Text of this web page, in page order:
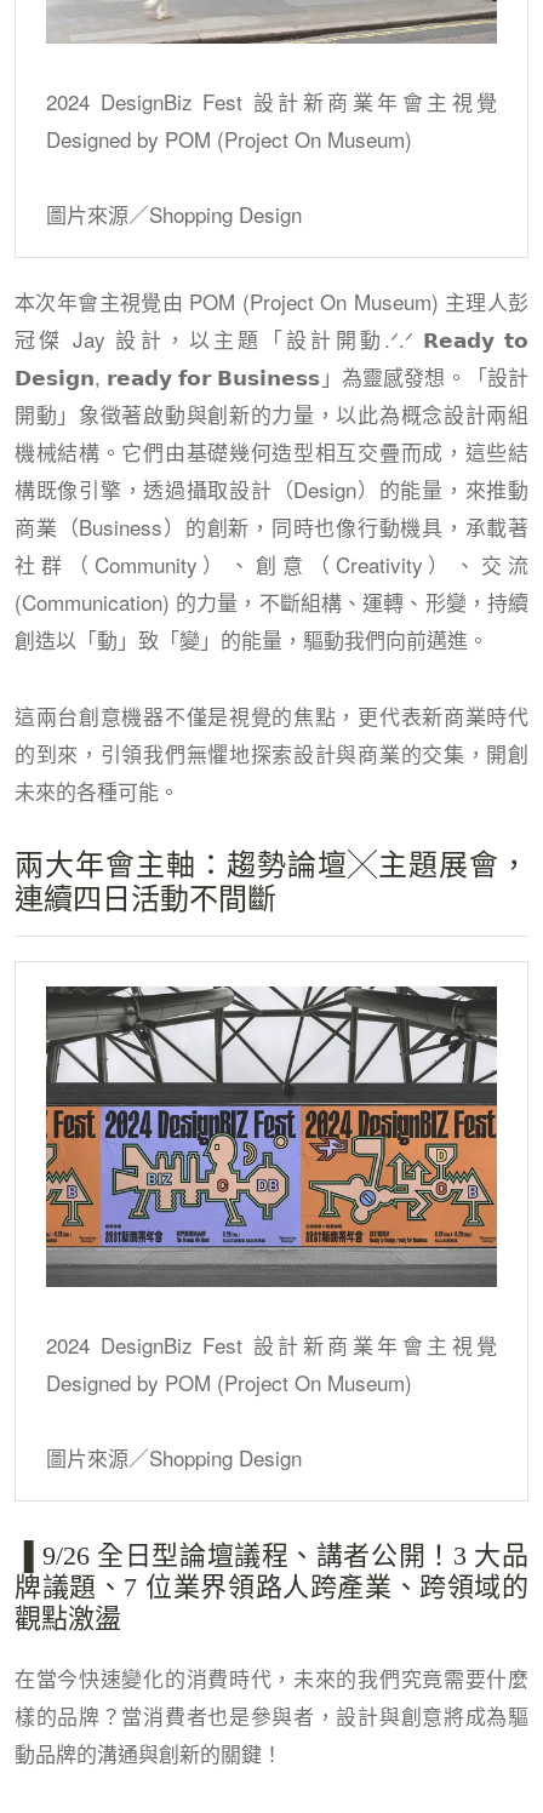
2024 DesignBiz Fest 設計新商業年會主視覺
Designed by POM (Project On Museum)
圖片來源／Shopping Design
本次年會主視覺由 POM (Project On Museum) 主理人彭
冠傑 Jay 設計，以主題「設計開動.ᐟ.ᐟ 𝗥𝗲𝗮𝗱𝘆 𝘁𝗼
𝗗𝗲𝘀𝗶𝗴𝗻, 𝗿𝗲𝗮𝗱𝘆 𝗳𝗼𝗿 𝗕𝘂𝘀𝗶𝗻𝗲𝘀𝘀」為靈感發想。「設計
開動」象徵著啟動與創新的力量，以此為概念設計兩組
機械結構。它們由基礎幾何造型相互交疊而成，這些結
構既像引擎，透過攝取設計（Design）的能量，來推動
商業（Business）的創新，同時也像行動機具，承載著
社群（Community）、創意（Creativity）、交流
(Communication) 的力量，不斷組構、運轉、形變，持續
創造以「動」致「變」的能量，驅動我們向前邁進。
這兩台創意機器不僅是視覺的焦點，更代表新商業時代
的到來，引領我們無懼地探索設計與商業的交集，開創
未來的各種可能。
兩大年會主軸：趨勢論壇╳主題展會，
連續四日活動不間斷
2024 DesignBiz Fest 設計新商業年會主視覺
Designed by POM (Project On Museum)
圖片來源／Shopping Design
▐ 9/26 全日型論壇議程、講者公開！3 大品
牌議題、7 位業界領路人跨產業、跨領域的
觀點激盪
在當今快速變化的消費時代，未來的我們究竟需要什麼
樣的品牌？當消費者也是參與者，設計與創意將成為驅
動品牌的溝通與創新的關鍵！